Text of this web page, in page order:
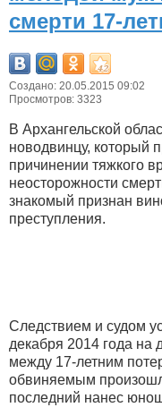
смерти 17-
Создано: 20.05.2015 09:02
Просмотров: 3323
В Архангельской
новодвинцу,
причинении тяжкого
неосторожности
знакомый признан
преступления.
Следствием и судом
декабря 2014 года на
между 17-летним
обвиняемым
последний нанес